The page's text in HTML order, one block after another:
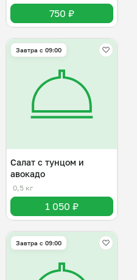
750 ₽
Завтра c 09:00
Салат с тунцом и
авокадо
0,5 кг
1 050 ₽
Завтра c 09:00